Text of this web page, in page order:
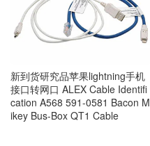
新到货研究品苹果lightning手机
接口转网口 ALEX Cable Identifi
cation A568 591-0581 Bacon M
ikey Bus-Box QT1 Cable